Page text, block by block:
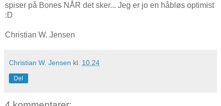
spiser på Bones NÅR det sker... Jeg er jo en håbløs optimist
:D
Christian W. Jensen
Christian W. Jensen kl. 10.24
Del